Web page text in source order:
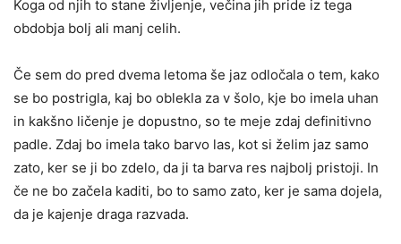
Koga od njih to stane življenje, večina jih pride iz tega
obdobja bolj ali manj celih.
Če sem do pred dvema letoma še jaz odločala o tem, kako
se bo postrigla, kaj bo oblekla za v šolo, kje bo imela uhan
in kakšno ličenje je dopustno, so te meje zdaj definitivno
padle. Zdaj bo imela tako barvo las, kot si želim jaz samo
zato, ker se ji bo zdelo, da ji ta barva res najbolj pristoji. In
če ne bo začela kaditi, bo to samo zato, ker je sama dojela,
da je kajenje draga razvada.